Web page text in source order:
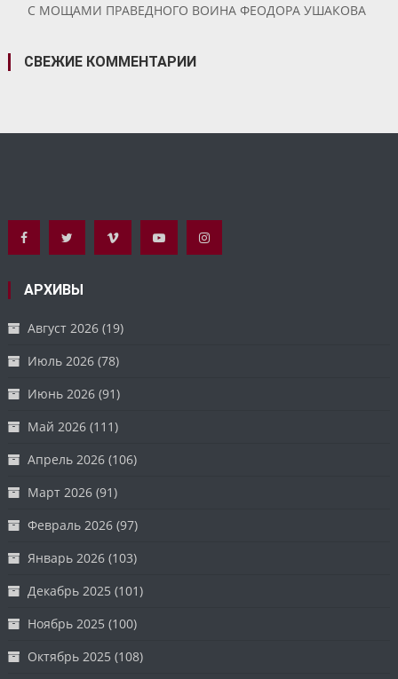
С МОЩАМИ ПРАВЕДНОГО ВОИНА ФЕОДОРА УШАКОВА
СВЕЖИЕ КОММЕНТАРИИ
АРХИВЫ
Август 2026 (19)
Июль 2026 (78)
Июнь 2026 (91)
Май 2026 (111)
Апрель 2026 (106)
Март 2026 (91)
Февраль 2026 (97)
Январь 2026 (103)
Декабрь 2025 (101)
Ноябрь 2025 (100)
Октябрь 2025 (108)